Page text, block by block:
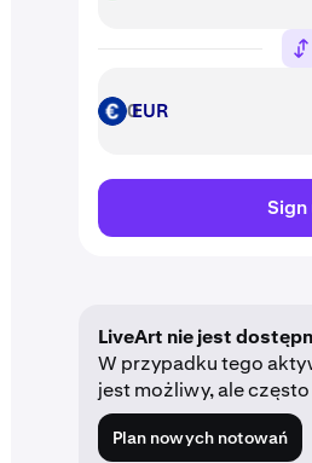
EUR EUR
Sign
LiveArt nie jest
W przypadku tego
jest możliwy, ale
Plan nowych notowań